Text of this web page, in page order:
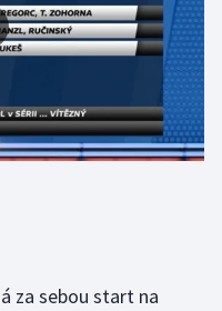
za sebou start na